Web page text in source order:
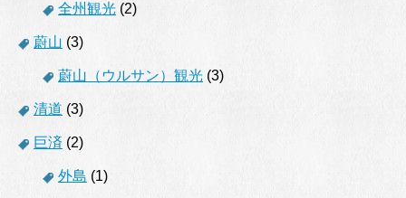
全州観光 (2)
蔚山 (3)
蔚山（ウルサン）観光 (3)
清道 (3)
巨済 (2)
外島 (1)